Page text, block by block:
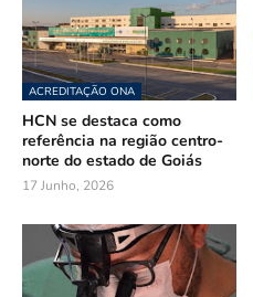
ACREDITAÇÃO ONA
HCN se destaca como
referência na região centro-
norte do estado de Goiás
17 Junho, 2026